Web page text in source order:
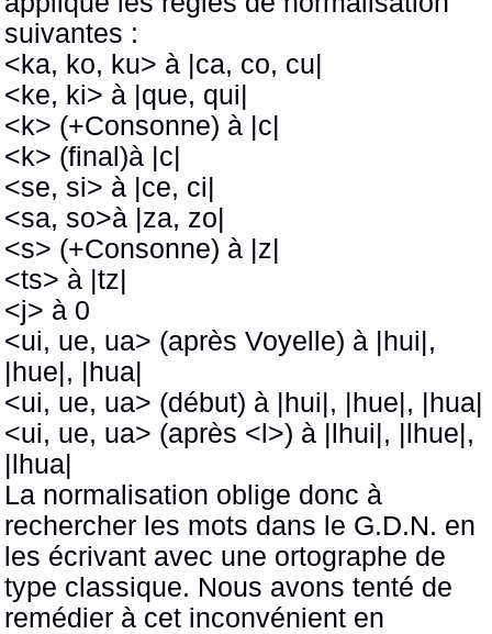
suivantes :
<ka, ko, ku> à |ca, co, cu|
<ke, ki> à |que, qui|
<k> (+Consonne) à |c|
<k> (final)à |c|
<se, si> à |ce, ci|
<sa, so>à |za, zo|
<s> (+Consonne) à |z|
<ts> à |tz|
<j> à 0
<ui, ue, ua> (après Voyelle) à |hui|,
|hue|, |hua|
<ui, ue, ua> (début) à |hui|, |hue|, |hua|
<ui, ue, ua> (après <l>) à |lhui|, |lhue|,
|lhua|
La normalisation oblige donc à
rechercher les mots dans le G.D.N. en
les écrivant avec une ortographe de
type classique. Nous avons tenté de
remédier à cet inconvénient en